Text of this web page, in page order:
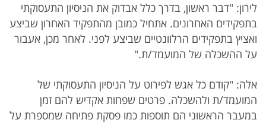
לירון: "דבר ראשון, בדרך כלל אבדוק את הניסיון התעסוקתי
בתפקידים האחרונים. אתחיל כמובן מהתפקיד האחרון שביצע
ואציץ בתפקידים הרלוונטיים שביצע לפני. לאחר מכן, אעבור
על ההשכלה של המועמד/ת."
אלה: "קודם כל אגש לפירוט על הניסיון התעסוקתי של
המועמד/ת ולהשכלה. פרטים שפחות אקדיש להם זמן
במעבר הראשוני הם תוספות כמו פסקת פתיחה שמספרת על